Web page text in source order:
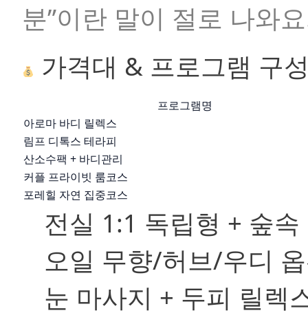
분”이란 말이 절로 나와
가격대 & 프로그램 구
프로그램명
아로마 바디 릴렉스
림프 디톡스 테라피
산소수팩 + 바디관리
커플 프라이빗 룸코스
포레힐 자연 집중코스
전실 1:1 독립형 + 숲
오일 무향/허브/우디
눈 마사지 + 두피 릴렉